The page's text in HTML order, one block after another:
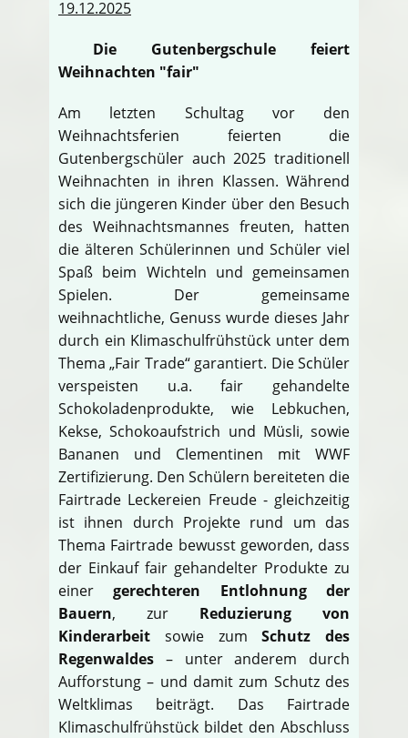
19.12.2025
Die Gutenbergschule feiert
Weihnachten "fair"
Am letzten Schultag vor den
Weihnachtsferien feierten die
Gutenbergschüler auch 2025 traditionell
Weihnachten in ihren Klassen. Während
sich die jüngeren Kinder über den Besuch
des Weihnachtsmannes freuten, hatten
die älteren Schülerinnen und Schüler viel
Spaß beim Wichteln und gemeinsamen
Spielen. Der gemeinsame
weihnachtliche, Genuss wurde dieses Jahr
durch ein Klimaschulfrühstück unter dem
Thema „Fair Trade“ garantiert. Die Schüler
verspeisten u.a. fair gehandelte
Schokoladenprodukte, wie Lebkuchen,
Kekse, Schokoaufstrich und Müsli, sowie
Bananen und Clementinen mit WWF
Zertifizierung. Den Schülern bereiteten die
Fairtrade Leckereien Freude - gleichzeitig
ist ihnen durch Projekte rund um das
Thema Fairtrade bewusst geworden, dass
der Einkauf fair gehandelter Produkte zu
einergerechteren Entlohnung der
Bauern, zur Reduzierung von
Kinderarbeit sowie zumSchutz des
Regenwaldes – unter anderem durch
Aufforstung – und damit zum Schutz des
Weltklimas beiträgt. Das Fairtrade
Klimaschulfrühstück bildet den Abschluss